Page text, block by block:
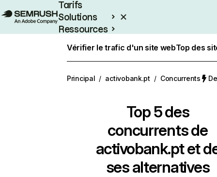
Tarifs
Solutions
Ressources
Vérifier le trafic d'un site webTop des
Principal / activobank.pt / Concurrents
Top 5 des
concurrents de
activobank.pt et
ses alternatives